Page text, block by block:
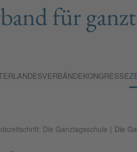
für
LANDESVERBÄNDEKONGRESSE
Die Ganztagsschule Die